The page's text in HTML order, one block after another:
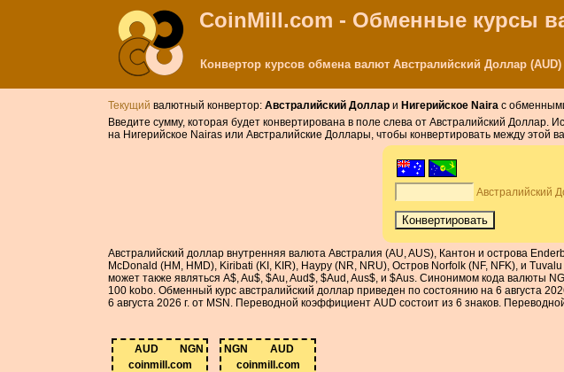
CoinMill.com - Обменные курсы
Конвертор курсов обмена валют Австралийский Доллар (AUD)
Текущий валютный конвертор: Австралийский Доллар и Нигерийское Naira с
Введите сумму, которая будет конвертирована в поле слева от Австралийский
на Нигерийское Nairas или Австралийские Доллары, чтобы конвертировать между этой
Австралийский
Австралийский доллар внутренняя валюта Австралия (AU, AUS), Кантон и острова
McDonald (HM, HMD), Kiribati (KI, KIR), Науру (NR, NRU), Остров Norfolk (NF, NFK), и
может также являться A$, Au$, $Au, Aud$, $Aud, Aus$, и $Aus. Синонимом кода валюты
100 kobo. Обменный курс австралийский доллар приведен по состоянию на 6 августа
6 августа 2026 г. от MSN. Переводной коэффициент AUD состоит из 6 знаков.
AUD
NGN
coinmill.com
NGN
AUD
coinmill.com